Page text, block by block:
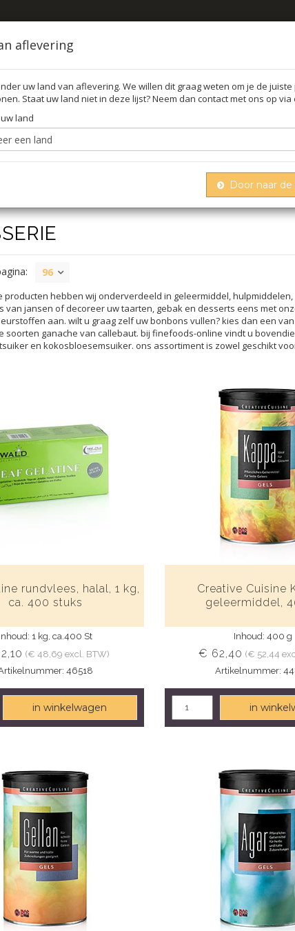
96
producten hebben wij onderverdeeld in geleermiddel,
van jansen of decoreer uw taarten, gebak en desserts eens met
aan. wilt u graag zelf uw bonbons vullen? kies dan een
soorten ganache van callebaut. bij finefoods-online vindt u
en kokosbloesemsuiker. ons assortiment is zowel geschikt
rundvlees, halal, 1 kg,
ca. 400 stuks
1 kg, ca.400 St
(€ 48,69 excl. BTW)
46518
in winkelwagen
Creative Cuisine
geleermiddel,
Inhoud: 400 g
€ 62,40 (€ 52,44
Artikelnummer:
in
aflevering
uw land van aflevering. We willen dit graag weten om je de juiste
Staat uw land niet in deze lijst? Neem dan contact met ons op via
land
Door naar